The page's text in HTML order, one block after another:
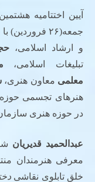
آیین اختتامیه
جمعه(۲۶ فروردین) با حضور
و ارشاد اسلامی،
تبلیغات اسلامی،
معلمی معاون هنری،
هنرهای تجسمی
در حوزه هنری
عبدالحمید قدیریان
معرفی هنرمندان
خلق تابلوی نقاشی